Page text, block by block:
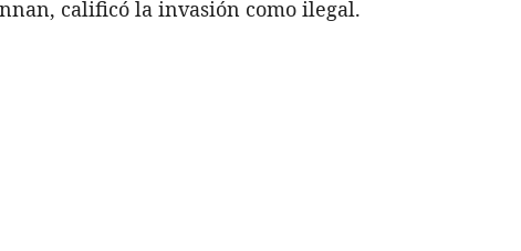
calificó la invasión como ilegal.